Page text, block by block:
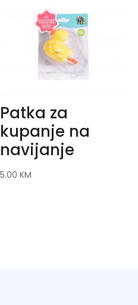
Patka za
kupanje na
navijanje
5.00 KM